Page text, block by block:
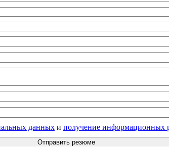
данных и получение информационных
Отправить резюме